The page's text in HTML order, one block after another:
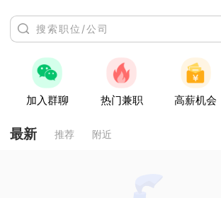
加入群聊 热门兼职 高薪机会
最新 推荐 附近